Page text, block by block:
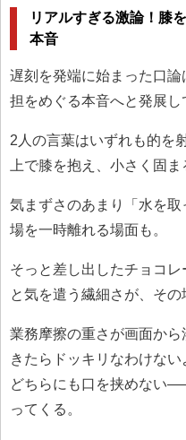
リアルすぎる激論！膝
本音
遅刻を発端に始まった口
担をめぐる本音へと発展し
2人の言葉はいずれも的を
上で膝を抱え、小さく固ま
気まずさのあまり「水を
場を一時離れる場面も。
そっと差し出したチョコレ
と気を遣う繊細さが、その
業務摩擦の重さが画面か
きたらドッキリなわけない
どちらにも口を挟めない
ってくる。